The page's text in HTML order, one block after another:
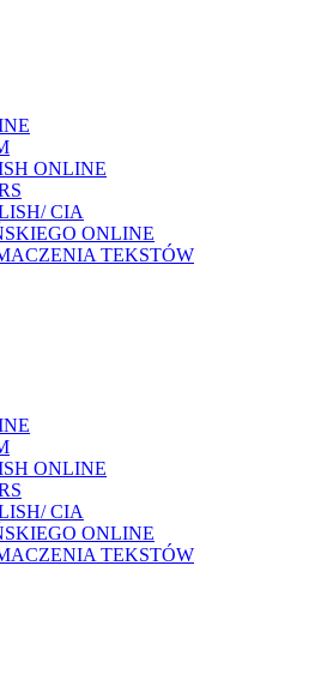
ONLINE
CIA
ONLINE
TEKSTÓW
ONLINE
CIA
ONLINE
TEKSTÓW